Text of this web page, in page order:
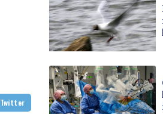
en Twitter